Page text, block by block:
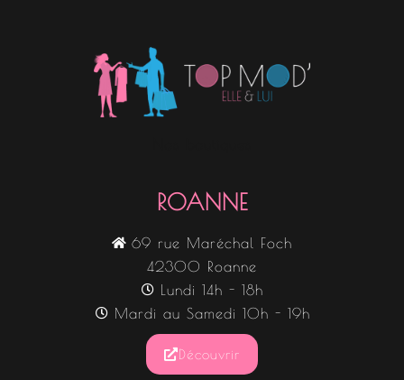
ROANNE
69 rue Maréchal Foch
42300 Roanne
Lundi 14h - 18h
Mardi au Samedi 10h - 19h
Découvrir